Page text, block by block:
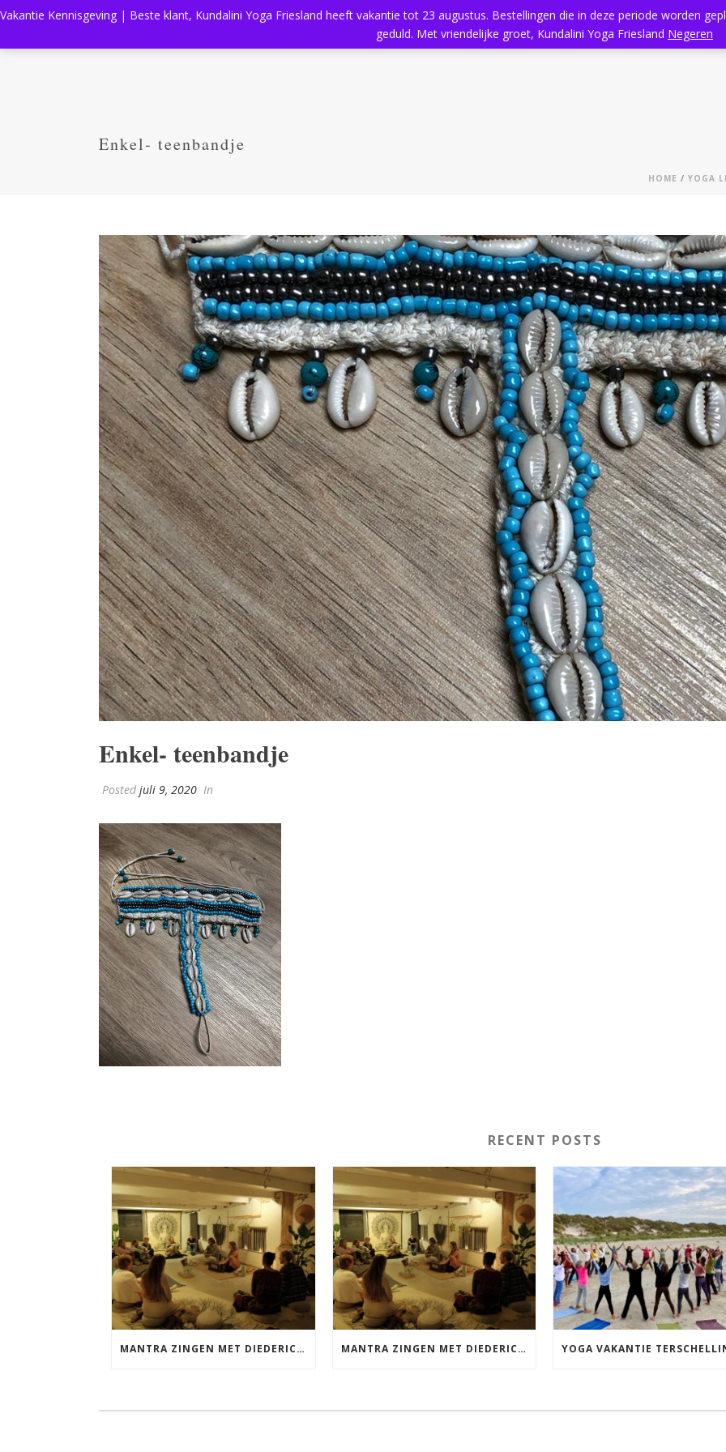
Aanbod Kundalini Yoga Massage Rooster
Enkel- teenbandje
HOME / YOGA
Enkel- teenbandje
Posted juli 9, 2020 In
RECENT POSTS
MANTRA ZINGEN MET DIEDERICK VRIJDAG 25 SEPTEMBER EN 20 NOVEMBER MANTRA ZINGEN MET DIEDERICK IN LEEUWARDEN VRIJDAG 12 JUNI KIRTAN
Vakantie Kennisgeving | Beste klant, Kundalini Yoga Friesland heeft vakantie tot 23 augustus. Bestellingen die in deze periode worden
geduld. Met vriendelijke groet, Kundalini Yoga Friesland Negeren